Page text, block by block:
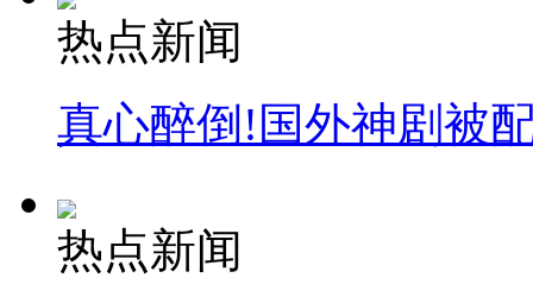
消防员救轻生者 花炮节热闹非凡
纽约上演“枕头大战”
司机酒驾遇交警 急速倒车逃窜
热点新闻
真心醉倒!国外神剧被
热点新闻